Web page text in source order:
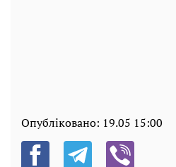
Опубліковано: 19.05 15:00